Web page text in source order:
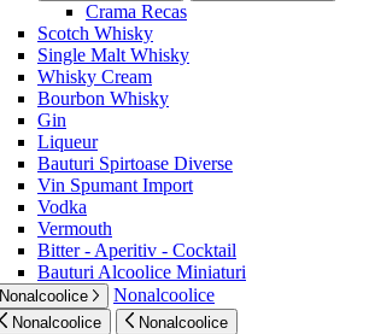
Crama Recas
Scotch Whisky
Single Malt Whisky
Whisky Cream
Bourbon Whisky
Gin
Liqueur
Bauturi Spirtoase Diverse
Vin Spumant Import
Vodka
Vermouth
Bitter - Aperitiv - Cocktail
Bauturi Alcoolice Miniaturi
Nonalcoolice Nonalcoolice
Nonalcoolice Nonalcoolice